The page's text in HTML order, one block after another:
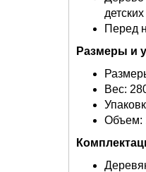
Перед
Размеры и
Вес:
Объем: